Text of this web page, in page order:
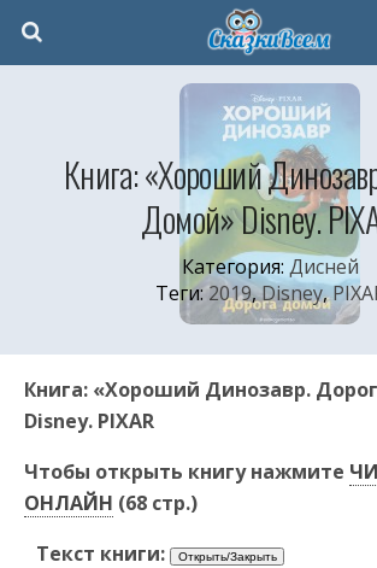
Книга: «Хороший
Домой» Disney.
Категория: Дисней
Теги:2019,Disney,
Книга: «Хороший Динозавр.
Disney. PIXAR
Чтобы открыть книгу нажмите
ОНЛАЙН (68 стр.)
Текст книги: